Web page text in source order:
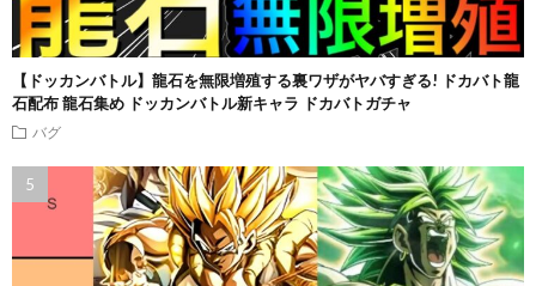
【ドッカンバトル】龍石を無限増殖する裏ワザがヤバすぎる! ドカバト龍
石配布 龍石集め ドッカンバトル新キャラ ドカバトガチャ
バグ